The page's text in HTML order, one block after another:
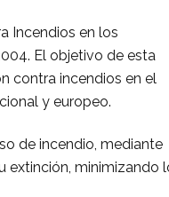
Incendios en los
El objetivo de esta
contra incendios en el
y europeo.
de incendio, mediante
extinción, minimizando